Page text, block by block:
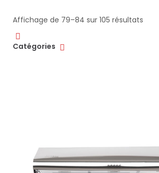
Affichage de 79–84 sur 105 résultats
Catégories